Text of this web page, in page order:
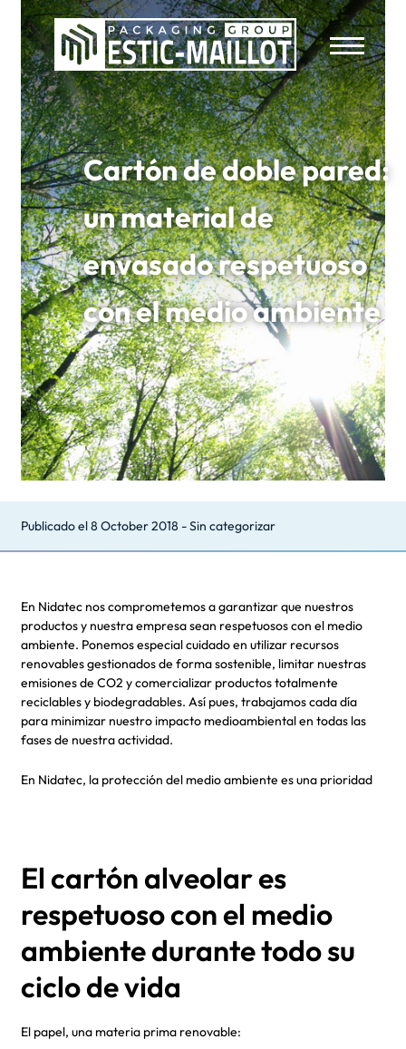
Cartón de doble pared:
un material de
envasado respetuoso
con el medio ambiente
Publicado el8 October 2018 -Sin categorizar
En Nidatec nos comprometemos a garantizar que nuestros
productos y nuestra empresa sean respetuosos con el medio
ambiente. Ponemos especial cuidado en utilizar recursos
renovables gestionados de forma sostenible, limitar nuestras
emisiones de CO2 y comercializar productos totalmente
reciclables y biodegradables. Así pues, trabajamos cada día
para minimizar nuestro impacto medioambiental en todas las
fases de nuestra actividad.
En Nidatec, la protección del medio ambiente es una prioridad
El cartón alveolar es
respetuoso con el medio
ambiente durante todo su
ciclo de vida
El papel, una materia prima renovable: